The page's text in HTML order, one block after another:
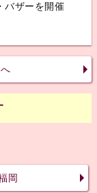
バザーを開催
岡